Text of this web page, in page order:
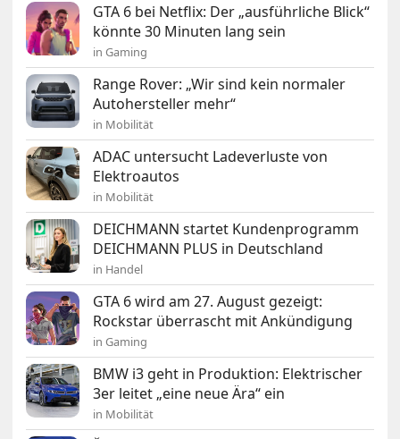
GTA 6 bei Netflix: Der „ausführliche Blick“
könnte 30 Minuten lang sein
in Gaming
Range Rover: „Wir sind kein normaler
Autohersteller mehr“
in Mobilität
ADAC untersucht Ladeverluste von
Elektroautos
in Mobilität
DEICHMANN startet Kundenprogramm
DEICHMANN PLUS in Deutschland
in Handel
GTA 6 wird am 27. August gezeigt:
Rockstar überrascht mit Ankündigung
in Gaming
BMW i3 geht in Produktion: Elektrischer
3er leitet „eine neue Ära“ ein
in Mobilität